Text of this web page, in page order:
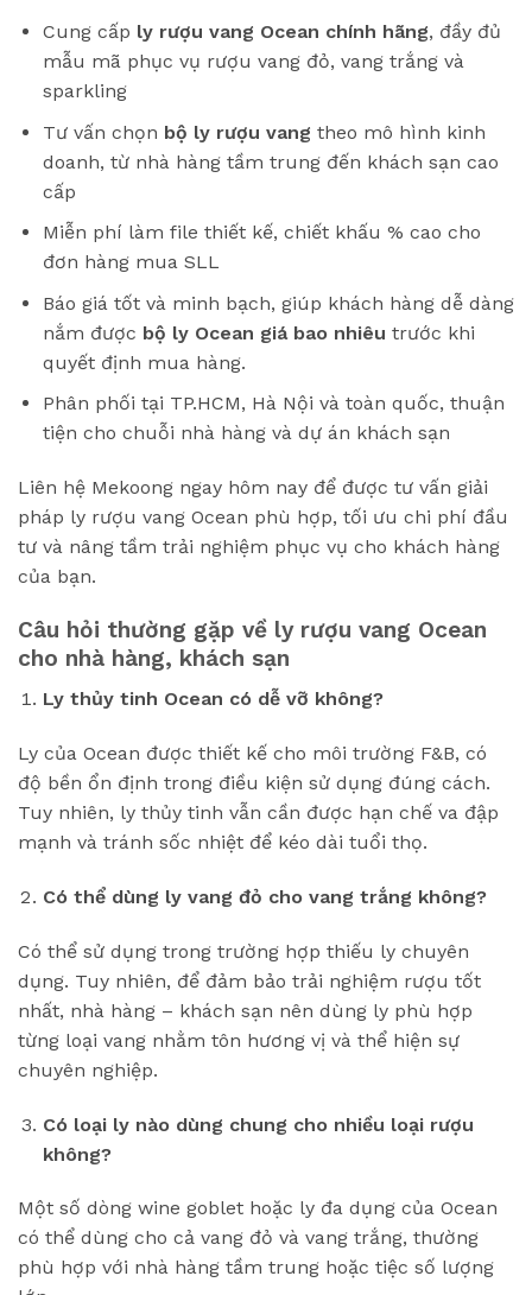
Cung cấp ly rượu vang Ocean chính hãng, đầy đủ
mẫu mã phục vụ rượu vang đỏ, vang trắng và
sparkling
Tư vấn chọn bộ ly rượu vang theo mô hình kinh
doanh, từ nhà hàng tầm trung đến khách sạn cao
cấp
Miễn phí làm file thiết kế, chiết khấu % cao cho
đơn hàng mua SLL
Báo giá tốt và minh bạch, giúp khách hàng dễ dàng
nắm được bộ ly Ocean giá bao nhiêu trước khi
quyết định mua hàng.
Phân phối tại TP.HCM, Hà Nội và toàn quốc, thuận
tiện cho chuỗi nhà hàng và dự án khách sạn
Liên hệ Mekoong ngay hôm nay để được tư vấn giải
pháp ly rượu vang Ocean phù hợp, tối ưu chi phí đầu
tư và nâng tầm trải nghiệm phục vụ cho khách hàng
của bạn.
Câu hỏi thường gặp về ly rượu vang Ocean
cho nhà hàng, khách sạn
Ly thủy tinh Ocean có dễ vỡ không?
Ly của Ocean được thiết kế cho môi trường F&B, có
độ bền ổn định trong điều kiện sử dụng đúng cách.
Tuy nhiên, ly thủy tinh vẫn cần được hạn chế va đập
mạnh và tránh sốc nhiệt để kéo dài tuổi thọ.
Có thể dùng ly vang đỏ cho vang trắng không?
Có thể sử dụng trong trường hợp thiếu ly chuyên
dụng. Tuy nhiên, để đảm bảo trải nghiệm rượu tốt
nhất, nhà hàng – khách sạn nên dùng ly phù hợp
từng loại vang nhằm tôn hương vị và thể hiện sự
chuyên nghiệp.
Có loại ly nào dùng chung cho nhiều loại rượu
không?
Một số dòng wine goblet hoặc ly đa dụng của Ocean
có thể dùng cho cả vang đỏ và vang trắng, thường
phù hợp với nhà hàng tầm trung hoặc tiệc số lượng